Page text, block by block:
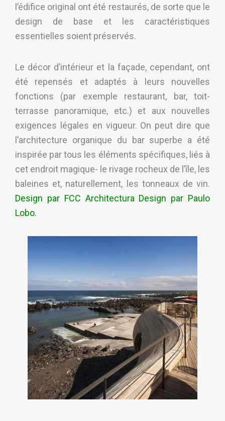
l’édifice original ont été restaurés, de sorte que le
design de base et les caractéristiques
essentielles soient préservés.
Le décor d’intérieur et la façade, cependant, ont
été repensés et adaptés à leurs nouvelles
fonctions (par exemple restaurant, bar, toit-
terrasse panoramique, etc.) et aux nouvelles
exigences légales en vigueur. On peut dire que
l’architecture organique du bar superbe a été
inspirée par tous les éléments spécifiques, liés à
cet endroit magique- le rivage rocheux de l’île, les
baleines et, naturellement, les tonneaux de vin.
Design par FCC Architectura Design par Paulo
Lobo.